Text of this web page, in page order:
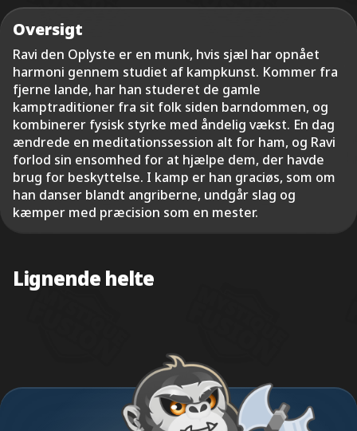
Oversigt
Ravi den Oplyste er en munk, hvis sjæl har opnået
harmoni gennem studiet af kampkunst. Kommer fra
fjerne lande, har han studeret de gamle
kamptraditioner fra sit folk siden barndommen, og
kombinerer fysisk styrke med åndelig vækst. En dag
ændrede en meditationssession alt for ham, og Ravi
forlod sin ensomhed for at hjælpe dem, der havde
brug for beskyttelse. I kamp er han graciøs, som om
han danser blandt angriberne, undgår slag og
kæmper med præcision som en mester.
Lignende helte